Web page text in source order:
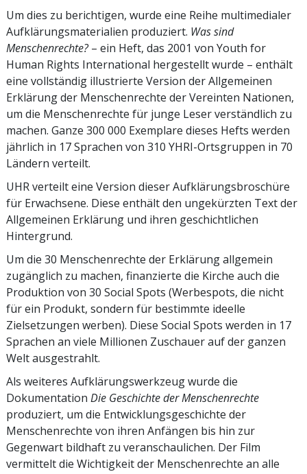
Um dies zu berichtigen, wurde eine Reihe multimedialer
Aufklärungsmaterialien produziert. Was sind
Menschenrechte?– ein Heft, das 2001 von Youth for
Human Rights International hergestellt wurde – enthält
eine vollständig illustrierte Version der Allgemeinen
Erklärung der Menschenrechte der Vereinten Nationen,
um die Menschenrechte für junge Leser verständlich zu
machen. Ganze 300 000 Exemplare dieses Hefts werden
jährlich in 17 Sprachen von 310 YHRI-Ortsgruppen in 70
Ländern verteilt.
UHR verteilt eine Version dieser Aufklärungs­broschüre
für Erwachsene. Diese enthält den ungekürzten Text der
Allgemeinen Erklärung und ihren geschichtlichen
Hintergrund.
Um die 30 Menschenrechte der Erklärung allgemein
zugänglich zu machen, finanzierte die Kirche auch die
Produktion von 30 Social Spots (Werbespots, die nicht
für ein Produkt, sondern für bestimmte ideelle
Zielsetzungen werben). Diese Social Spots werden in 17
Sprachen an viele Millionen Zuschauer auf der ganzen
Welt ausgestrahlt.
Als weiteres Aufklärungswerkzeug wurde die
Dokumentation Die Geschichte der Menschenrechte
produziert, um die Entwicklungsgeschichte der
Menschenrechte von ihren Anfängen bis hin zur
Gegenwart bildhaft zu veranschaulichen. Der Film
vermittelt die Wichtigkeit der Menschenrechte an alle